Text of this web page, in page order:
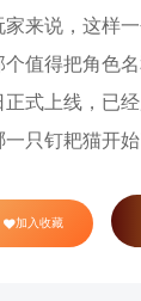
来说，这样
个值得把角色
式上线，已
只钉耙猫开始
加入收藏